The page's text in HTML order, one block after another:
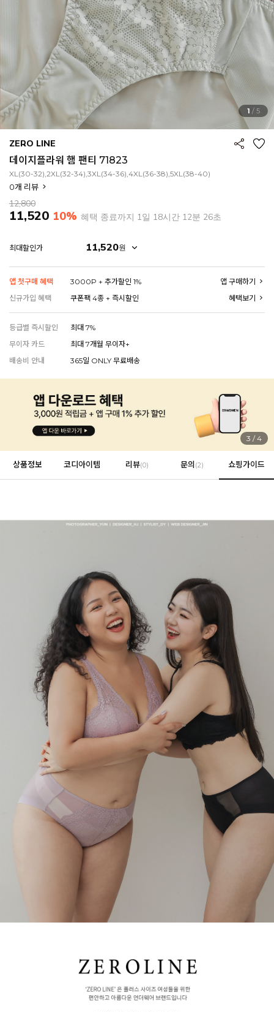
EVERY, SAY
인플루언서 PICK한 지금 꼭 필요한 장마룩!
1 / 5
ZERO LINE
데이지플라워 햄 팬티 71823
XL(30-32),2XL(32-34),3XL(34-36),4XL(36-38),5XL(38-40)
0개 리뷰
12,800
11,520 10% 혜택 종료까지 1일 18시간 12분 24초
최대할인가 11,520원
앱 첫구매 혜택 3000P + 추가할인 1%
앱 구매하기
신규가입 혜택
쿠폰팩 4종 + 즉시할인 혜택보기
등급별 즉시할인
최대 7%
무이자 카드
최대 7개월 무이자+
배송비 안내
365일 ONLY 무료배송
4 /4
상품정보 코디아이템 리뷰(0) 문의 (2) 쇼핑가이드